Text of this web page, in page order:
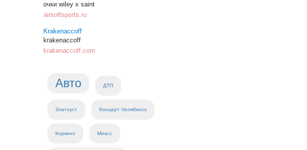
очки wiley x saint
airsoftsports.ru
Krakenaccoff
krakenaccoff
krakenaccoff.com
Авто ДТП
Златоуст Концерт Челябинск
Коркино Миасс